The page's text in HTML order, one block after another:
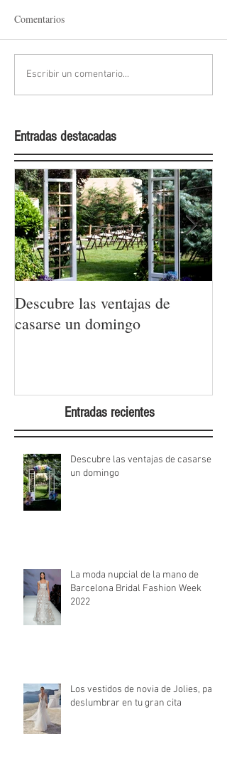
Comentarios
Escribir un comentario...
Entradas destacadas
Descubre las ventajas de
casarse un domingo
Entradas recientes
Descubre las ventajas de casarse
un domingo
La moda nupcial de la mano de
Barcelona Bridal Fashion Week
2022
Los vestidos de novia de Jolies, para
deslumbrar en tu gran cita